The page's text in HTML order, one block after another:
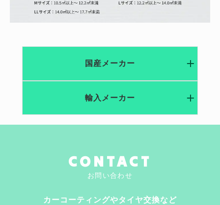
国産メーカー
輸入メーカー
CONTACT
お問い合わせ
カーコーティングやタイヤ交換など